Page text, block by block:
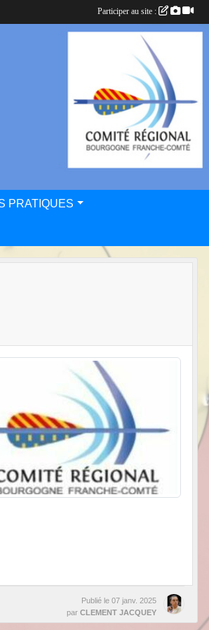
PRATIQUES
Publié le 07 janv. 2025
par CLEMENT JACQUEY
Participer au site :